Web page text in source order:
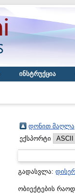
ინსტრუქცია
დონით მაღლა
ექსპორტი
გადასვლა:
ობიექტების